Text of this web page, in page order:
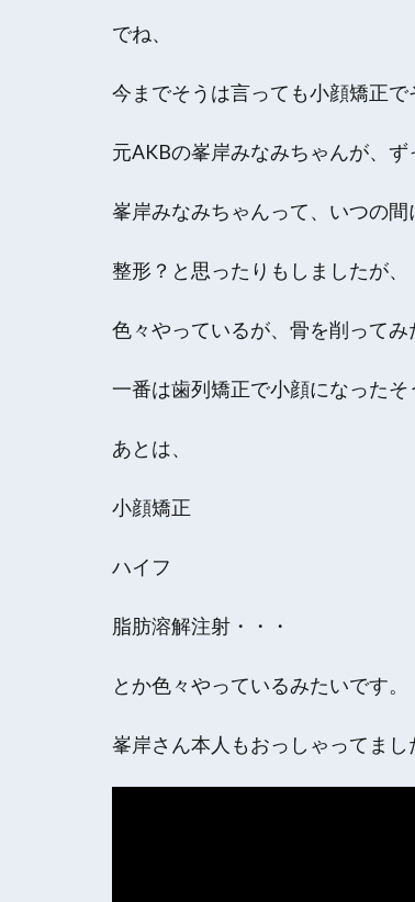
でね、
今までそうは言っても小顔矯正
元AKBの峯岸みなみちゃんが、ず
峯岸みなみちゃんって、いつの間
整形？と思ったりもしましたが、
色々やっているが、骨を削ってみ
一番は歯列矯正で小顔になったそ
あとは、
小顔矯正
ハイフ
脂肪溶解注射・・・
とか色々やっているみたいです。
峯岸さん本人もおっしゃってまし